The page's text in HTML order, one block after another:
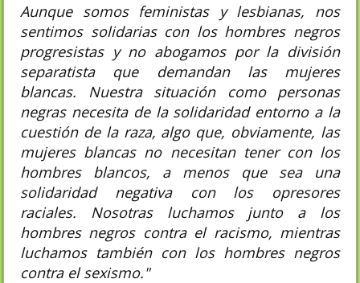
Aunque somos feministas y lesbianas, nos
sentimos solidarias con los hombres negros
progresistas y no abogamos por la división
separatista que demandan las mujeres
blancas. Nuestra situación como personas
negras necesita de la solidaridad entorno a la
cuestión de la raza, algo que, obviamente, las
mujeres blancas no necesitan tener con los
hombres blancos, a menos que sea una
solidaridad negativa con los opresores
raciales. Nosotras luchamos junto a los
hombres negros contra el racismo, mientras
luchamos también con los hombres negros
contra el sexismo."